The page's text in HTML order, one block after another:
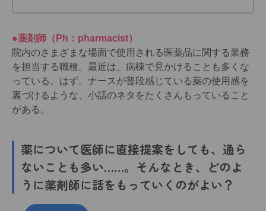
●薬剤師（Ph：pharmacist）
院内のさまざまな場面で使用される医薬品に関する業務
を担当する職種。最近は、病棟で見かけることも多くな
っている、はず。ナースが普段感じている薬の使用感を
裏づけるような、小話のネタをたくさんもっていること
がある。
薬について医師に直接提案をしても、通ら
ないことも多い……。そんなとき、どのよ
うに薬剤師に話をもっていくのがよい？